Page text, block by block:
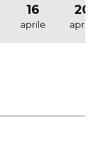
16
aprile
20
aprile